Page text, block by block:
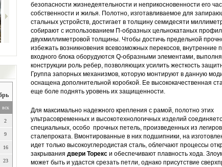
вск
2
9
16
23
безопасности жизнедеятельности и неприкосновенности его
собственности и жилья. Полотно, изготавливаемое для
стальных устройств, достигает в толщину семидесяти
собирают с использованием П-образных цельнокатаных
двухмиллиметровой толщины. Чтобы достичь предельной
избежать возникновения всевозможных перекосов, внутренние
входного блока оборудуются Q-образными элементами,
конструкции роль ребер, позволяющих усилить жесткость
Группа запорных механизмов, которую монтируют в данную
оснащена дополнительной коробкой. Ее высококачественная
еще боле поднять уровень их защищенности.
Для максимально надежного крепления с рамой, полотно этих
ультрасовременных и высокотехнологичных изделий
специальных, особо прочных петель, произведенных из
сталепроката. Вмонтированные в них подшипники, на
идет только высокоуглеродистая сталь, облегчают процессы
закрывания двери Торекси обеспечивают плавность хода.
может быть и удастся срезать петли, однако присутствие